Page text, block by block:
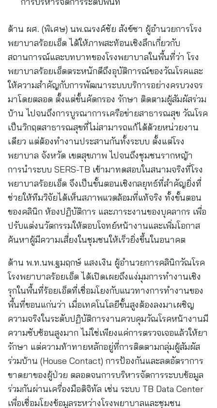
ด้าน ผศ. (พิเศษ) นพ.ณรงค์ชัย สังข์ซา ผู้อำนวยการโรง
พยาบาลร้อยเอ็ด ได้ให้ภาพสะท้อนเชิงลึกเกี่ยวกับ
สถานการณ์และบทบาทของโรงพยาบาลในพื้นที่ว่า โรง
พยาบาลร้อยเอ็ดตระหนักดีถึงอุบัติการณ์ของวัณโรคและ
ให้ความสำคัญกับการพัฒนาระบบบริการอย่างครบวงจร
มาโดยตลอด ตั้งแต่ขั้นคัดกรอง รักษา ติดตามผู้สัมผัสร่วม
บ้าน ไปจนถึงการบูรณาการเครือข่ายสาธารณสุข วัณโรค
เป็นวิกฤตสาธารณสุขที่ไม่สามารถแก้ได้ด้วยหน่วยงาน
เดียว แต่ต้องทำงานประสานกันทั้งระบบ ตั้งแต่โรง
พยาบาล จังหวัด เขตสุขภาพ ไปจนถึงชุมชนรากหญ้า
การนำระบบ SERS-TB เข้ามาทดสอบในสนามจริงที่โรง
พยาบาลร้อยเอ็ด จึงเป็นขั้นตอนเชิงกลยุทธ์ที่สำคัญยิ่งที่
ช่วยให้ทีมวิจัยได้เห็นสภาพแวดล้อมที่แท้จริง ทั้งขั้นตอน
ของคลินิก ห้องปฏิบัติการ และภาระงานของบุคลากร เพื่อ
ปรับแต่งนวัตกรรมให้ตอบโจทย์หน้างานและเพิ่มโอกาส
ค้นหาผู้มีความเสี่ยงในชุมชนให้เร็วยิ่งขึ้นในอนาคต
ด้าน พ.ท.นพ.ฐมฤกษ์ แสงเงิน ผู้อำนวยการคลินิกวัณโรค
โรงพยาบาลร้อยเอ็ด ได้เปิดเผยถึงแง่มุมการทำงานเชิง
รุกในพื้นที่ร้อยเอ็ดที่เชื่อมโยงกับแนวทางการทำงานของ
พื้นที่ขอนแก่นว่า เมื่อเทคโนโลยีขั้นสูงต้องลงมาเผชิญ
ความจริงในระดับปฏิบัติการงานควบคุมวัณโรคหน้างานมี
ความซับซ้อนสูงมาก ไม่ใช่เพียงแค่การตรวจเจอแล้วให้ยา
รักษา แต่ความท้าทายหลักอยู่ที่การติดตามกลุ่มผู้สัมผัส
ร่วมบ้าน (House Contact) การป้องกันและลดอัตราการ
ขาดยาของผู้ป่วย ตลอดจนการบริหารจัดการระบบข้อมูล
ร่วมกันผ่านเครื่องมือดิจิทัล เช่น ระบบ TB Data Center
เพื่อเชื่อมโยงข้อมูลระหว่างโรงพยาบาลและชุมชน